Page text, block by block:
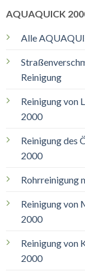
AQUAQUICK
Alle
Reinigung
Reinigung von
2000
Reinigung des
2000
Rohrreinigung
Reinigung von
2000
Reinigung von
2000